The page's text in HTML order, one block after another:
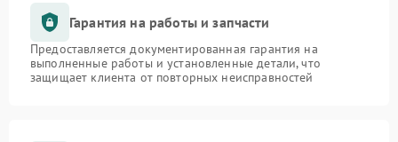
Гарантия на работы и запчасти
Предоставляется документированная гарантия на
выполненные работы и установленные детали, что
защищает клиента от повторных неисправностей